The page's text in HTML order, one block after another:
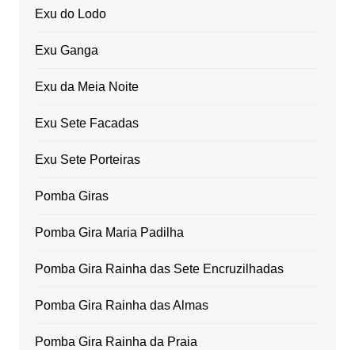
Exu do Lodo
Exu Ganga
Exu da Meia Noite
Exu Sete Facadas
Exu Sete Porteiras
Pomba Giras
Pomba Gira Maria Padilha
Pomba Gira Rainha das Sete Encruzilhadas
Pomba Gira Rainha das Almas
Pomba Gira Rainha da Praia